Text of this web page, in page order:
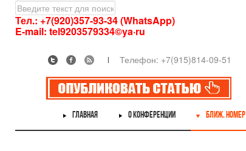
Тел.: +7(920)357-93-34 (WhatsApp)
E-mail: tel9203579334©ya·ru
Телефон: +7(915)814-09-51
ГЛАВНАЯ О КОНФЕРЕНЦИИ БЛИЖ. НОМЕР